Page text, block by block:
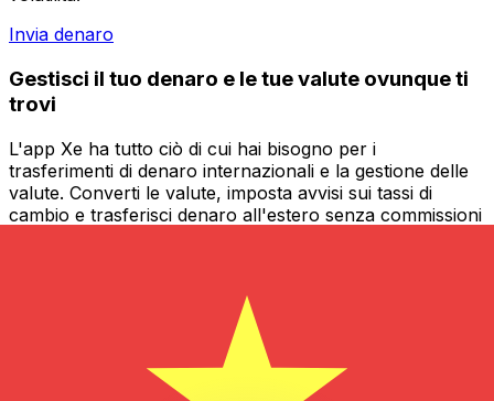
Invia denaro
Gestisci il tuo denaro e le tue valute ovunque ti
trovi
L'app Xe ha tutto ciò di cui hai bisogno per i
trasferimenti di denaro internazionali e la gestione delle
valute. Converti le valute, imposta avvisi sui tassi di
cambio e trasferisci denaro all'estero senza commissioni